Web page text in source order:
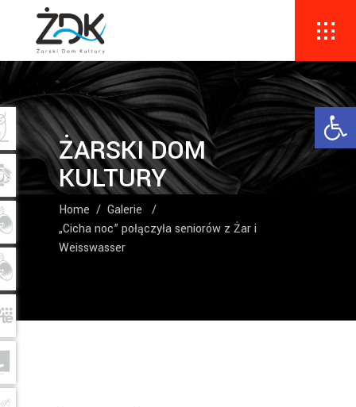
ŻARSKI DOM
KULTURY
Home / Galerie
/
„Cicha noc” połączyła seniorów z Żar i
Weisswasser